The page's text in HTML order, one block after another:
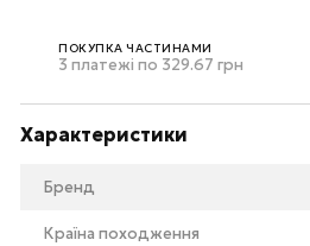
ПОКУПКА ЧАСТИНАМИ
3 платежі по 329.67 грн
Характеристики
Бренд
Країна походження